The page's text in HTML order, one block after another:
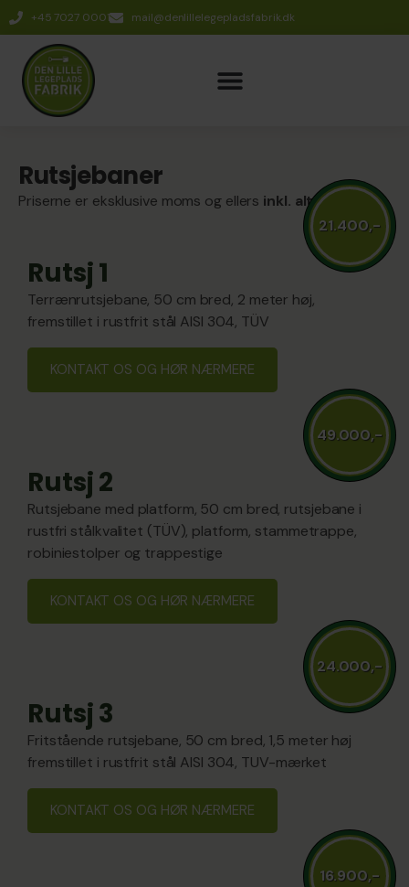
+45 7027 0001 mail@denlillelegepladsfabrik.dk
Rutsjebaner
Priserne er eksklusive moms og ellers inkl. alt
21.400,-
Rutsj 1
Terrænrutsjebane, 50 cm bred, 2 meter høj,
fremstillet i rustfrit stål AISI 304, TÜV
KONTAKT OS OG HØR NÆRMERE
49.000,-
Rutsj 2
Rutsjebane med platform, 50 cm bred, rutsjebane i
rustfri stålkvalitet (TÜV), platform, stammetrappe,
robiniestolper og trappestige
KONTAKT OS OG HØR NÆRMERE
24.000,-
Rutsj 3
Fritstående rutsjebane, 50 cm bred, 1,5 meter høj
fremstillet i rustfrit stål AISI 304, TUV-mærket
KONTAKT OS OG HØR NÆRMERE
16.900,-